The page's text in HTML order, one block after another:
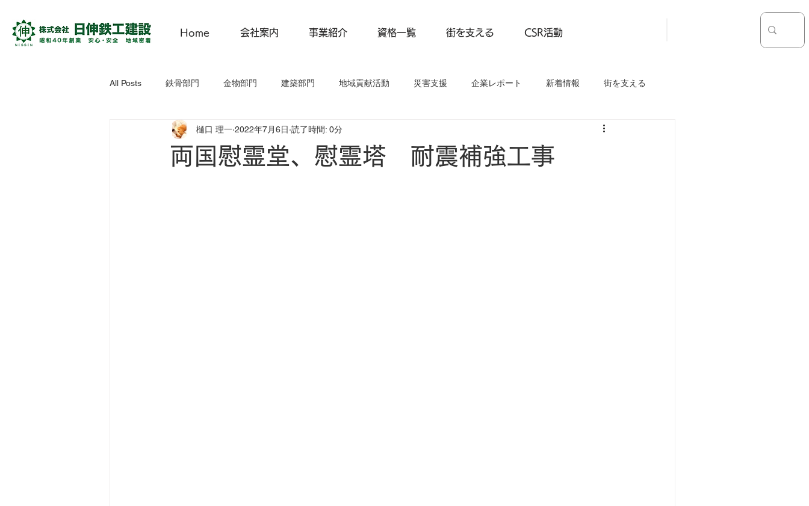
Home 会社案内 事業紹介 資格一覧 街を支える CSR活動
All Posts 鉄骨部門 金物部門 建築部門 地域貢献活動 災害支援 企業レポート 新着情報 街を支える
にっしん子どもひろば CSR活動 事業紹介
両国慰霊堂、慰霊塔 耐震補強工事
樋口 理一 2022年7月6日 読了時間: 0分